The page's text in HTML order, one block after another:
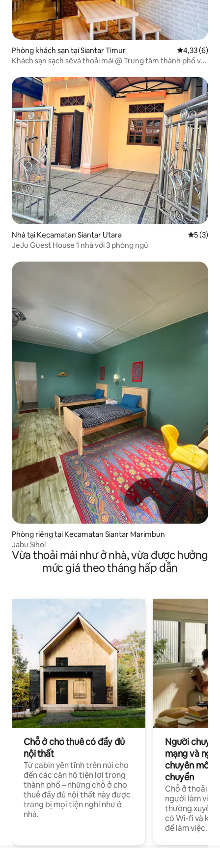
Phòng khách sạn tại Siantar Timur Xếp hạng
4,33 (6)
Khách sạn sạch sẽvà thoải mái @ Trung tâm thành phố với
Nhà tại Kecamatan Siantar Utara Xếp5 (3)
JeJu Guest House 1 nhà với 3 phòng ngủ
Phòng riêng tại Kecamatan Siantar Marimbun
Jabu Sihol
Vừa thoải mái như ở nhà, vừa được hưởng
mức giá theo tháng hấp dẫn
Chỗ ở cho thuê có đầy đủ
nội thất
Từ cabin yên tĩnh trên núi cho
đến các căn hộ tiện lợi trong
thành phố – những chỗ ở cho
thuê đầy đủ nội thất này được
trang bị mọi tiện nghi như ở
nhà.
Người
mạng và
chuyên môn
chuyển
Chỗ ở thoải
người làm việc
thường xuyên
có Wi-fi và
để làm việc.